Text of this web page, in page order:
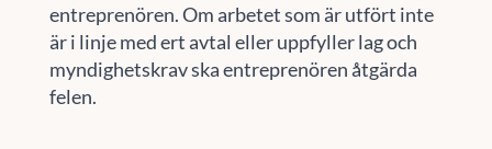
entreprenören. Om arbetet som är utfört inte
är i linje med ert avtal eller uppfyller lag och
myndighetskrav ska entreprenören åtgärda
felen.